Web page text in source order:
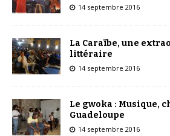
14 septembre 2016
La Caraïbe, une
littéraire
14 septembre 2016
Le gwoka : Musique,
Guadeloupe
14 septembre 2016